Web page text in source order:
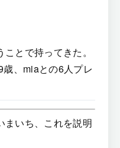
とで持ってきた。
、miaとの6人プレ
まいち、これを説明